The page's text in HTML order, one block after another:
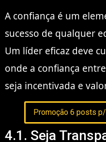
A confiança é um
sucesso de qualquer
Um líder eficaz deve
onde a confiança
seja incentivada e
Promoção 6 posts
4.1. Seja